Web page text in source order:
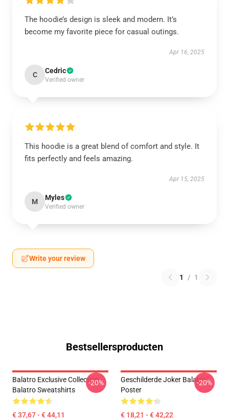
The hoodie’s design is sleek and modern. It’s
become my favorite piece for casual outings.
Apr 16, 2025
C Cedric
Verified owner
This hoodie is a great blend of comfort and style. It
fits perfectly and feels amazing.
Apr 15, 2025
M Myles
Verified owner
Write your review
1 / 1
Bestsellersproducten
Balatro Exclusive Collection
Balatro Sweatshirts
€ 37,67 - € 44,11
-20%
Geschilderde Joker Balatro
Poster
€ 18,21 - € 42,22
-20%